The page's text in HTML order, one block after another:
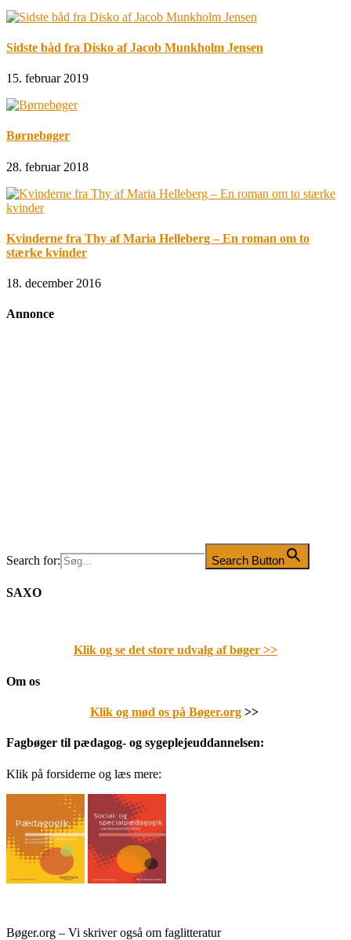
Sidste båd fra Disko af Jacob Munkholm Jensen
15. februar 2019
Børnebøger
28. februar 2018
Kvinderne fra Thy af Maria Helleberg – En roman om to
stærke kvinder
18. december 2016
Annonce
Search for: Search Button
SAXO
Klik og se det store udvalg af bøger >>
Om os
Klik og mød os på Bøger.org>>
Fagbøger til pædagog- og sygeplejeuddannelsen:
Klik på forsiderne og læs mere:
Bøger.org – Vi skriver også om faglitteratur